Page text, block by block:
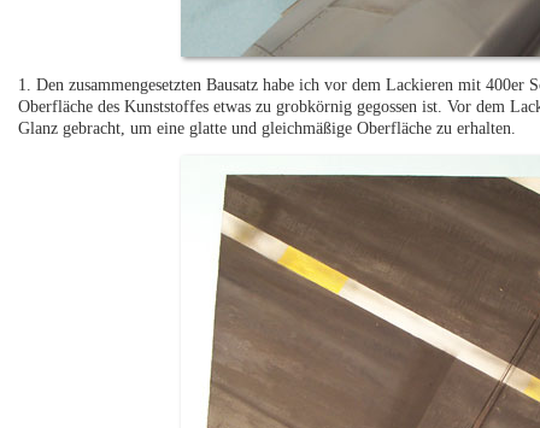
1. Den zusammengesetzten Bausatz habe ich vor dem Lackieren mit
Oberfläche des Kunststoffes etwas zu grobkörnig gegossen ist. Vor dem
Glanz gebracht, um eine glatte und gleichmäßige Oberfläche zu erhalten.